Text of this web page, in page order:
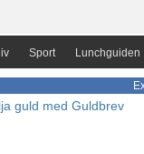
Sport Lunchguiden
guld med Guldbrev